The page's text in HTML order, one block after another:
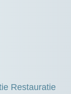
Restauratie